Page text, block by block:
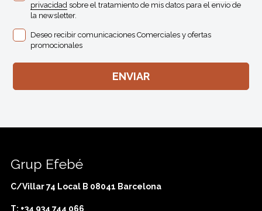
privacidad sobre el tratamiento de mis datos para el envio de
la newsletter.
Deseo recibir comunicaciones Comerciales y ofertas
promocionales
Grup Efebé
C/Villar 74 Local B 08041 Barcelona
T: +34 934 744 066